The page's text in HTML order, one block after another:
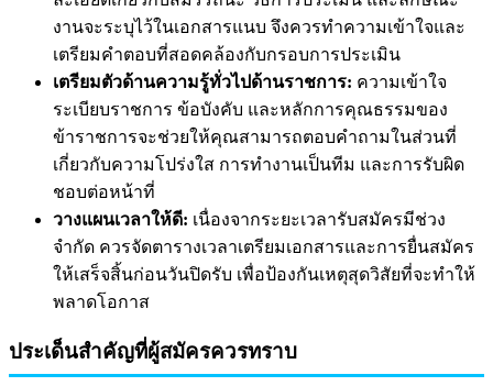
งานจะระบุไว้ในเอกสารแนบ จึงควรทำความเข้าใจและ
เตรียมคำตอบที่สอดคล้องกับกรอบการประเมิน
เตรียมตัวด้านความรู้ทั่วไปด้านราชการ: ความเข้าใจ
ระเบียบราชการ ข้อบังคับ และหลักการคุณธรรมของ
ข้าราชการจะช่วยให้คุณสามารถตอบคำถามในส่วนที่
เกี่ยวกับความโปร่งใส การทำงานเป็นทีม และการรับผิด
ชอบต่อหน้าที่
วางแผนเวลาให้ดี: เนื่องจากระยะเวลารับสมัครมีช่วง
จำกัด ควรจัดตารางเวลาเตรียมเอกสารและการยื่นสมัคร
ให้เสร็จสิ้นก่อนวันปิดรับ เพื่อป้องกันเหตุสุดวิสัยที่จะทำให้
พลาดโอกาส
ประเด็นสำคัญที่ผู้สมัครควรทราบ